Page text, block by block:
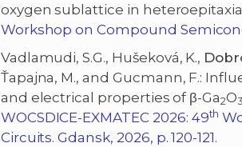
oxygen sublattice in
Workshop on Compound
Vadlamudi, S.G., Hušeková, K.,
Ťapajna, M., and Gucmann, F.:
and electrical properties of β-Ga2O3
WOCSDICE-EXMATEC 2026: 49th
Circuits. Gdansk, 2026, p. 120-121.